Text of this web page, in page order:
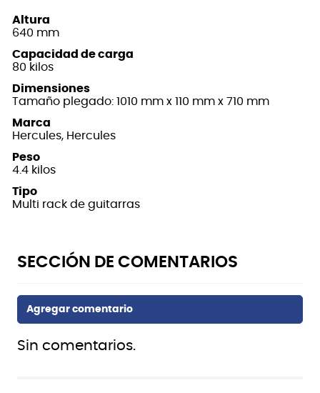
Altura
640 mm
Capacidad de carga
80 kilos
Dimensiones
Tamaño plegado: 1010 mm x 110 mm x 710 mm
Marca
Hercules, Hercules
Peso
4.4 kilos
Tipo
Multi rack de guitarras
Sin comentarios.